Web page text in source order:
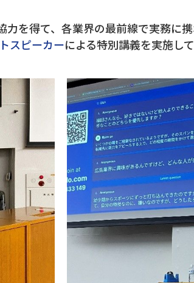
を得て、各業界の最前線で実務に
スピーカーによる特別講義を実施して